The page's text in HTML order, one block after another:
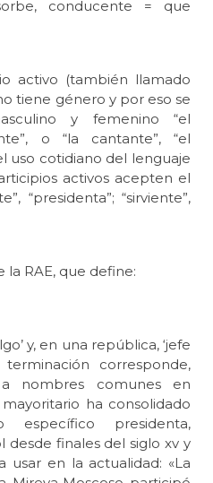
conducente = que
activo (también llamado
tiene género y por eso se
y femenino “el
o “la cantante”, “el
uso cotidiano del lenguaje
activos acepten el
“presidenta”; “sirviente”,
la RAE, que define:
y, en una república, ‘jefe
corresponde,
nombres comunes en
ha consolidado
presidenta,
finales del siglo xv y
usar en la actualidad: «La